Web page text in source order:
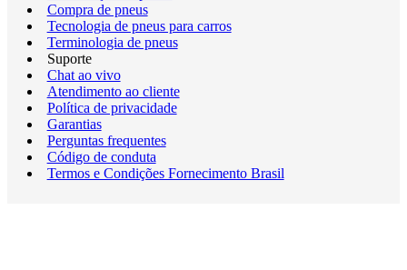
Compra de pneus
Tecnologia de pneus para carros
Terminologia de pneus
Suporte
Chat ao vivo
Atendimento ao cliente
Política de privacidade
Garantias
Perguntas frequentes
Código de conduta
Termos e Condições Fornecimento Brasil